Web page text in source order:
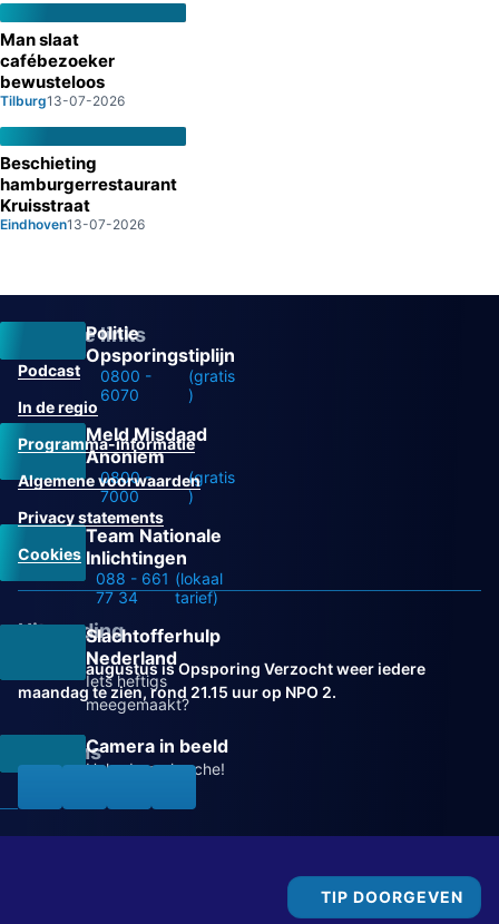
TIP DOORGEVEN
Man slaat
cafébezoeker
bewusteloos
Tilburg13-07-2026
Beschieting
hamburgerrestaurant
Kruisstraat
Eindhoven13-07-2026
Politie
Opsporingstiplijn
0800 -
6070
(gratis
)
Meld Misdaad
Anoniem
0800 -
7000
(gratis
)
Team Nationale
Inlichtingen
088 - 661
77 34
(lokaal
tarief)
Slachtofferhulp
Nederland
Iets heftigs
meegemaakt?
Camera in beeld
Help de recherche!
Overige links
Podcast
In de regio
Programma-informatie
Algemene voorwaarden
Privacy statements
Cookies
Uitzending
Vanaf 31 augustus is Opsporing Verzocht weer iedere
maandag te zien, rond 21.15 uur op NPO 2.
Volg ons